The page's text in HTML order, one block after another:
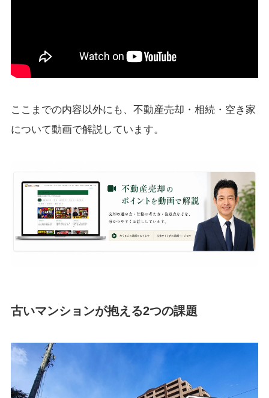
ここまでの内容以外にも、不動産売却・相続・空き家
について動画で解説しています。
古いマンションが抱える2つの課題